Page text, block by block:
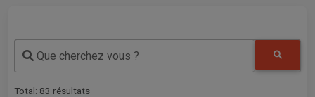
Que cherchez vous ?
Total: 83 résultats